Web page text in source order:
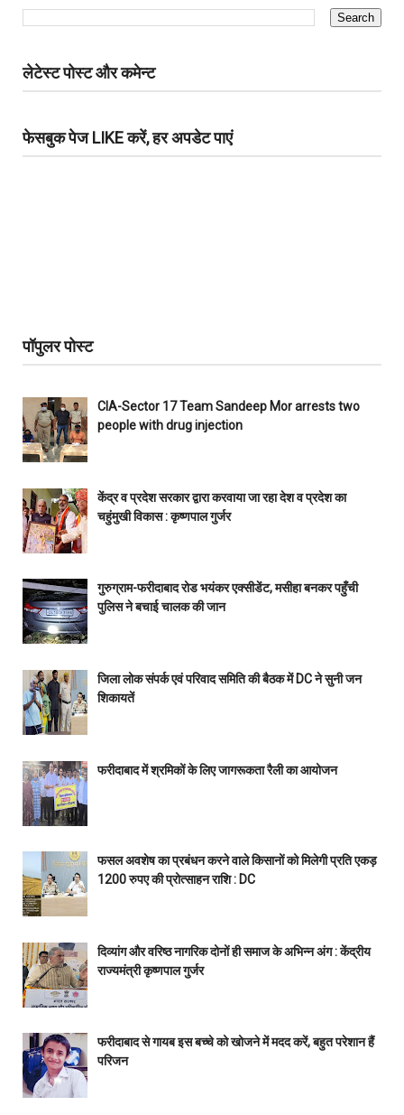
लेटेस्ट पोस्ट और कमेन्ट
फेसबुक पेज LIKE करें, हर अपडेट पाएं
पॉपुलर पोस्ट
CIA-Sector 17 Team Sandeep Mor arrests two
people with drug injection
केंद्र व प्रदेश सरकार द्वारा करवाया जा रहा देश व प्रदेश का
चहुंमुखी विकास : कृष्णपाल गुर्जर
गुरुग्राम-फरीदाबाद रोड भयंकर एक्सीडेंट, मसीहा बनकर पहुँची
पुलिस ने बचाई चालक की जान
जिला लोक संपर्क एवं परिवाद समिति की बैठक में DC ने सुनी जन
शिकायतें
फरीदाबाद में श्रमिकों के लिए जागरूकता रैली का आयोजन
फसल अवशेष का प्रबंधन करने वाले किसानों को मिलेगी प्रति एकड़
1200 रुपए की प्रोत्साहन राशि : DC
दिव्यांग और वरिष्ठ नागरिक दोनों ही समाज के अभिन्न अंग : केंद्रीय
राज्यमंत्री कृष्णपाल गुर्जर
फरीदाबाद से गायब इस बच्चे को खोजने में मदद करें, बहुत परेशान हैं
परिजन